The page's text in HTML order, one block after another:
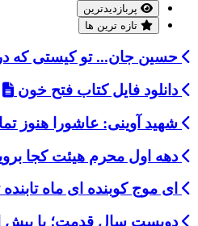
پربازدیدترین
تازه ترین ها
حسین جان... تو کیستی که
دانلود فایل کتاب فتح خون
شهید آوینی: عاشورا هنوز
دهه اول محرم هیئت کجا
ای موج کوبنده ای ماه
دویست سال قدمت؛ با بیش